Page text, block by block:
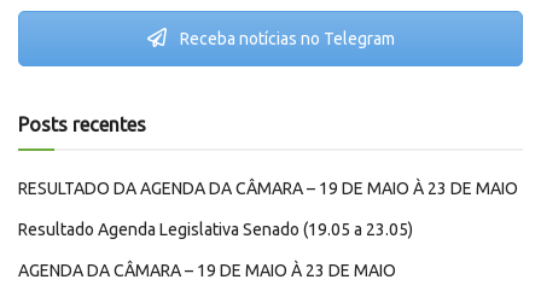
Receba notícias no Telegram
Posts recentes
RESULTADO DA AGENDA DA CÂMARA – 19 DE MAIO À 23 DE MAIO
Resultado Agenda Legislativa Senado (19.05 a 23.05)
AGENDA DA CÂMARA – 19 DE MAIO À 23 DE MAIO